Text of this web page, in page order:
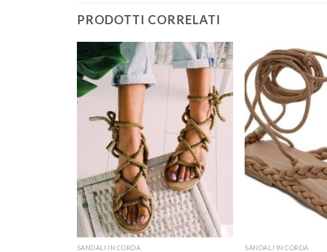
PRODOTTI CORRELATI
SANDALI IN CORDA SANDALI IN CORDA